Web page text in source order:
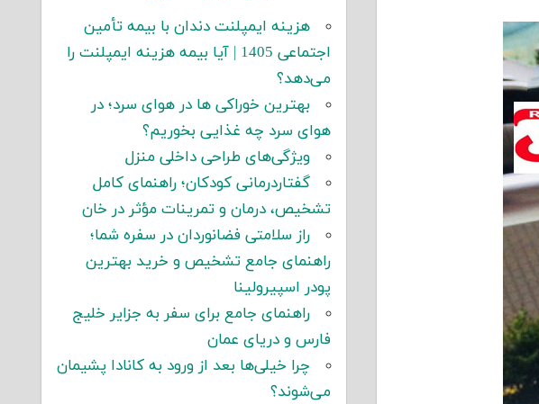
هزینه ایمپلنت دندان با بیمه تأمین
اجتماعی 1405 | آیا بیمه هزینه ایمپلنت را
می‌دهد؟
بهترین خوراکی ها در هوای سرد؛ در
هوای سرد چه غذایی بخوریم؟
ویژگی‌های طراحی داخلی منزل
گفتاردرمانی کودکان؛ راهنمای کامل
تشخیص، درمان و تمرینات مؤثر در خان
راز سلامتی فضانوردان در سفره شما؛
راهنمای جامع تشخیص و خرید بهترین
پودر اسپیرولینا
راهنمای جامع برای سفر به جزایر خلیج
فارس و دریای عمان
چرا خیلی‌ها بعد از ورود به کانادا پشیمان
می‌شوند؟